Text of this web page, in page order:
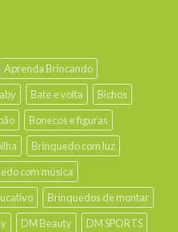
Aprenda Brincando
Bate e volta
Bichos
Bonecos e figuras
Brinquedo com luz
com música
Brinquedos de montar
DM Beauty DM SPORTS